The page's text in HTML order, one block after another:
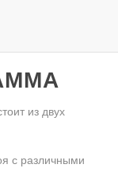
из двух
с различными